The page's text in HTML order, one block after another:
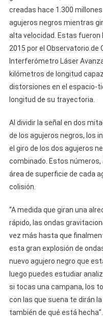
creadas hace 1.300
agujeros negros mientras
alta velocidad. Estas
2015 por el Observatorio de
Interferómetro Láser
kilómetros de longitud
distorsiones en el espacio-
longitud de su trayectoria.
Al dividir la señal en dos
de los agujeros negros, los
el giro de los dos agujeros
combinado. Estos números,
área de superficie de cada
colisión.
“A medida que giran una
rápido, las ondas
vez más hasta que
esta gran explosión de
nuevo agujero negro que
luego puedes estudiar
si tocas una campana, los
con las que suena te dirán
también de qué está hecha”.